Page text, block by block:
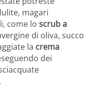
magari
come lo scrub a
di oliva, succo
la crema
dei